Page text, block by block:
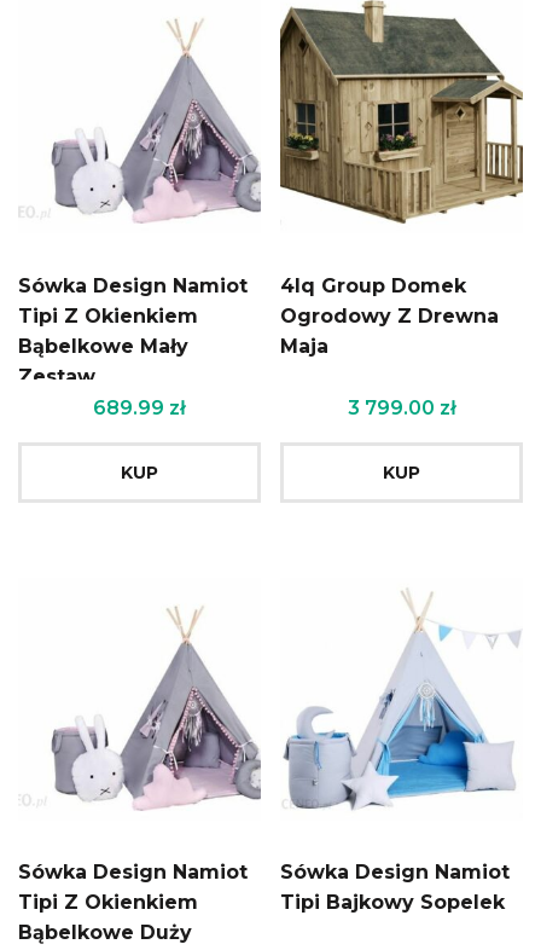
Sówka Design Namiot
Tipi Z Okienkiem
Bąbelkowe Mały
Zestaw
689.99 zł
KUP
4Iq Group Domek
Ogrodowy Z Drewna
Maja
3 799.00 zł
KUP
Sówka Design Namiot
Tipi Z Okienkiem
Bąbelkowe Duży
Sówka Design Namiot
Tipi Bajkowy Sopelek